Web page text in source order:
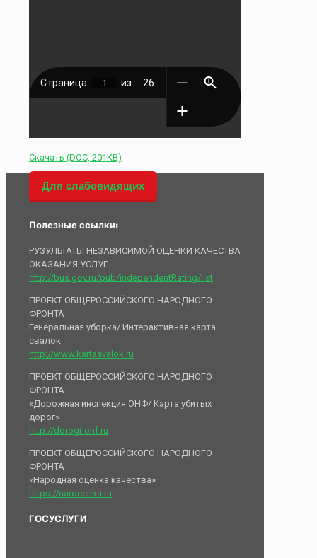
Скачать (DOC, 201KB)
Для слабовидящих
Полезные ссылки:
РУЗУЛЬТАТЫ НЕЗАВИСИМОЙ ОЦЕНКИ КАЧЕСТВА
ОКАЗАНИЯ УСЛУГ
http://bus.gov.ru/pub/independentRating/list
ПРОЕКТ ОБЩЕРОССИЙСКОГО НАРОДНОГО
ФРОНТА
Генеральная уборка/ Интерактивная карта
свалок
http://www.kartasvalok.ru
ПРОЕКТ ОБЩЕРОССИЙСКОГО НАРОДНОГО
ФРОНТА
«Дорожная инспекция ОНФ/ Карта убитых
дорог»
http://dorogi-onf.ru
ПРОЕКТ ОБЩЕРОССИЙСКОГО НАРОДНОГО
ФРОНТА
«Народная оценка качества»
https://narocenka.ru
ГОСУСЛУГИ